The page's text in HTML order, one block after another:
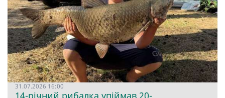
31.07.2026 16:00
14-річний рибалка упіймав 20-